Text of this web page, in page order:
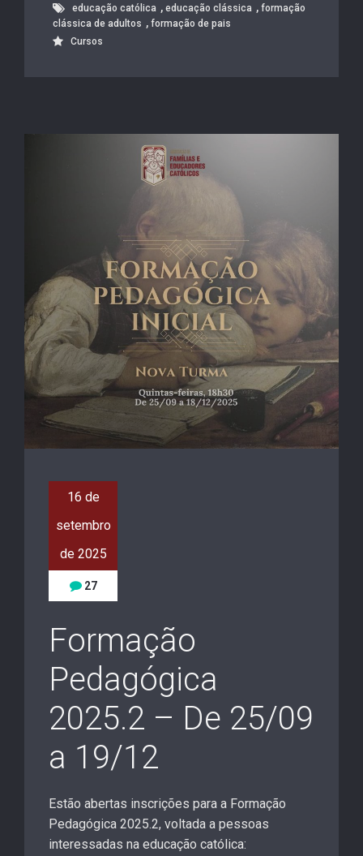
educação católica , educação clássica , formação
clássica de adultos , formação de pais
Cursos
16 de
setembro
de 2025
27
Formação
Pedagógica
2025.2 – De 25/09
a 19/12
Estão abertas inscrições para a Formação
Pedagógica 2025.2, voltada a pessoas
interessadas na educação católica: